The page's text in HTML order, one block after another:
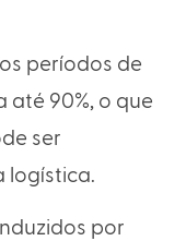
períodos de
até 90%, o que
ser
logística.
por